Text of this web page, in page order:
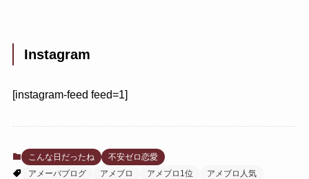
Instagram
[instagram-feed feed=1]
こんな日だったね
不安ゼロ恋愛
アメーバブログ
アメブロ アメブロ1位
アメブロ人気